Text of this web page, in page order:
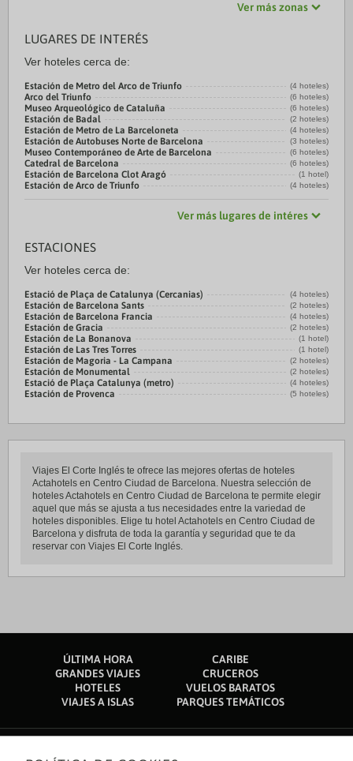
Ver más zonas
LUGARES DE INTERÉS
Ver hoteles cerca de:
Estación de Metro del Arco de Triunfo (4 hoteles)
Arco del Triunfo (6 hoteles)
Museo Arqueológico de Cataluña (6 hoteles)
Estación de Badal (2 hoteles)
Estación de Metro de La Barceloneta (4 hoteles)
Estación de Autobuses Norte de Barcelona (3 hoteles)
Museo Contemporáneo de Arte de Barcelona (6 hoteles)
Catedral de Barcelona (6 hoteles)
Estación de Barcelona Clot Aragó (1 hotel)
Estación de Arco de Triunfo (4 hoteles)
Ver más lugares de intéres
ESTACIONES
Ver hoteles cerca de:
Estació de Plaça de Catalunya (Cercanias) (4 hoteles)
Estación de Barcelona Sants (2 hoteles)
Estación de Barcelona Francia (4 hoteles)
Estación de Gracia (2 hoteles)
Estación de La Bonanova (1 hotel)
Estación de Las Tres Torres (1 hotel)
Estación de Magoria - La Campana (2 hoteles)
Estación de Monumental (2 hoteles)
Estació de Plaça Catalunya (metro) (4 hoteles)
Estación de Provenca (5 hoteles)
Viajes El Corte Inglés te ofrece las mejores ofertas de hoteles
Actahotels en Centro Ciudad de Barcelona. Nuestra selección de
hoteles Actahotels en Centro Ciudad de Barcelona te permite elegir
aquel que más se ajusta a tus necesidades entre la variedad de
hoteles disponibles. Elige tu hotel Actahotels en Centro Ciudad de
Barcelona y disfruta de toda la garantía y seguridad que te da
reservar con Viajes El Corte Inglés.
ÚLTIMA HORA
CARIBE
GRANDES VIAJES
CRUCEROS
HOTELES
VUELOS BARATOS
VIAJES A ISLAS
PARQUES TEMÁTICOS